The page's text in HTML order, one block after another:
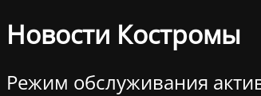
Новости Костромы
Режим обслуживания